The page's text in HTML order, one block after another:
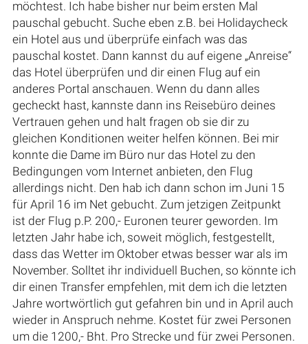
möchtest. Ich habe bisher nur beim ersten Mal
pauschal gebucht. Suche eben z.B. bei Holidaycheck
ein Hotel aus und überprüfe einfach was das
pauschal kostet. Dann kannst du auf eigene „Anreise“
das Hotel überprüfen und dir einen Flug auf ein
anderes Portal anschauen. Wenn du dann alles
gecheckt hast, kannste dann ins Reisebüro deines
Vertrauen gehen und halt fragen ob sie dir zu
gleichen Konditionen weiter helfen können. Bei mir
konnte die Dame im Büro nur das Hotel zu den
Bedingungen vom Internet anbieten, den Flug
allerdings nicht. Den hab ich dann schon im Juni 15
für April 16 im Net gebucht. Zum jetzigen Zeitpunkt
ist der Flug p.P. 200,- Euronen teurer geworden. Im
letzten Jahr habe ich, soweit möglich, festgestellt,
dass das Wetter im Oktober etwas besser war als im
November. Solltet ihr individuell Buchen, so könnte ich
dir einen Transfer empfehlen, mit dem ich die letzten
Jahre wortwörtlich gut gefahren bin und in April auch
wieder in Anspruch nehme. Kostet für zwei Personen
um die 1200,- Bht. Pro Strecke und für zwei Personen.